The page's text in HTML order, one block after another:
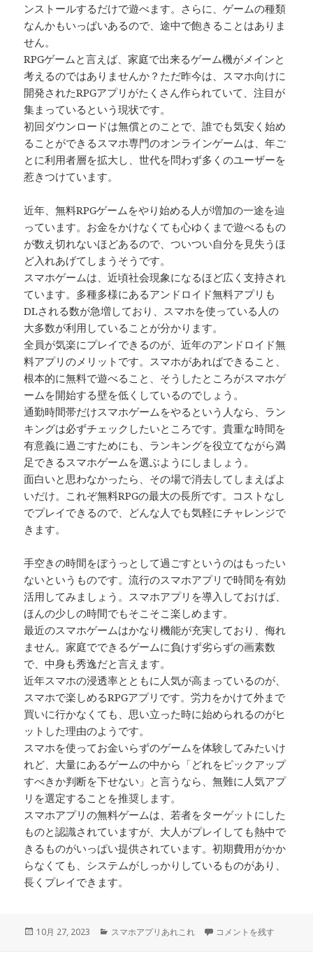
ンストールするだけで遊べます。さらに、ゲームの種類
なんかもいっぱいあるので、途中で飽きることはありま
せん。
RPGゲームと言えば、家庭で出来るゲーム機がメインと
考えるのではありませんか？ただ昨今は、スマホ向けに
開発されたRPGアプリがたくさん作られていて、注目が
集まっているという現状です。
初回ダウンロードは無償とのことで、誰でも気安く始め
ることができるスマホ専門のオンラインゲームは、年ご
とに利用者層を拡大し、世代を問わず多くのユーザーを
惹きつけています。
近年、無料RPGゲームをやり始める人が増加の一途を辿
っています。お金をかけなくても心ゆくまで遊べるもの
が数え切れないほどあるので、ついつい自分を見失うほ
ど入れあげてしまうそうです。
スマホゲームは、近頃社会現象になるほど広く支持され
ています。多種多様にあるアンドロイド無料アプリも
DLされる数が急増しており、スマホを使っている人の
大多数が利用していることが分かります。
全員が気楽にプレイできるのが、近年のアンドロイド無
料アプリのメリットです。スマホがあればできること、
根本的に無料で遊べること、そうしたところがスマホゲ
ームを開始する壁を低くしているのでしょう。
通勤時間帯だけスマホゲームをやるという人なら、ラン
キングは必ずチェックしたいところです。貴重な時間を
有意義に過ごすためにも、ランキングを役立てながら満
足できるスマホゲームを選ぶようにしましょう。
面白いと思わなかったら、その場で消去してしまえばよ
いだけ。これぞ無料RPGの最大の長所です。コストなし
でプレイできるので、どんな人でも気軽にチャレンジで
きます。
手空きの時間をぼうっとして過ごすというのはもったい
ないというものです。流行のスマホアプリで時間を有効
活用してみましょう。スマホアプリを導入しておけば、
ほんの少しの時間でもそこそこ楽しめます。
最近のスマホゲームはかなり機能が充実しており、侮れ
ません。家庭でできるゲームに負けず劣らずの画素数
で、中身も秀逸だと言えます。
近年スマホの浸透率とともに人気が高まっているのが、
スマホで楽しめるRPGアプリです。労力をかけて外まで
買いに行かなくても、思い立った時に始められるのがヒ
ットした理由のようです。
スマホを使ってお金いらずのゲームを体験してみたいけ
れど、大量にあるゲームの中から「どれをピックアップ
すべきか判断を下せない」と言うなら、無難に人気アプ
リを選定することを推奨します。
スマホアプリの無料ゲームは、若者をターゲットにした
ものと認識されていますが、大人がプレイしても熱中で
きるものがいっぱい提供されています。初期費用がかか
らなくても、システムがしっかりしているものがあり、
長くプレイできます。
投
10月 27, 2023
カ
スマホアプリあれこれ 近頃のRPGアプリは…。
コメントを残す